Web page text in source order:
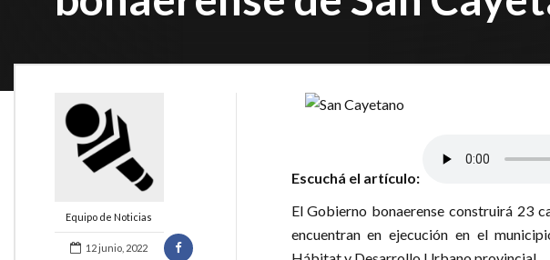
Equipo de Noticias
12 junio, 2022
Escuchá el artículo:
El Gobierno bonaerense construirá 23
encuentran en ejecución en el